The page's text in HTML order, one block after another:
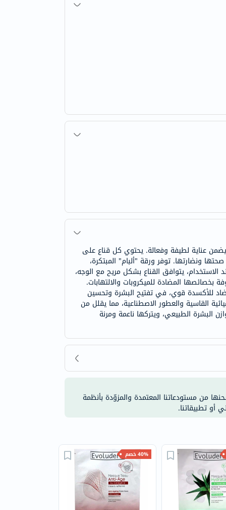
عناية لطيفة وفعالة. يحتوي كل قناع على
ونضارتها. توفر ورقة "ألبام" المبتكرة،
يتوافق القناع بشكل مريح مع الوجه،
بخصائصها المضادة للميكروبات والالتهابات.
للأكسدة قوي، في تفتيح البشرة وتحسين
القاسية والعطور الاصطناعية، مما يقلل من
الطبيعي، ويتركها ناعمة ومرنة
من مستودعاتنا المعتمدة والمزوّدة بأنظمة
أو تطبيقاتنا.
40% خصم